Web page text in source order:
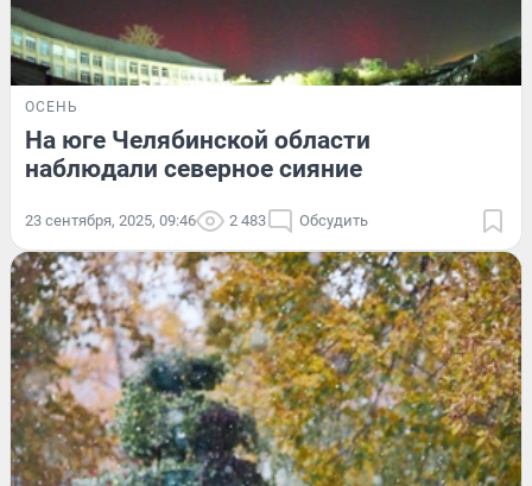
ОСЕНЬ
На юге Челябинской области
наблюдали северное сияние
23 сентября, 2025, 09:46 2 483 Обсудить